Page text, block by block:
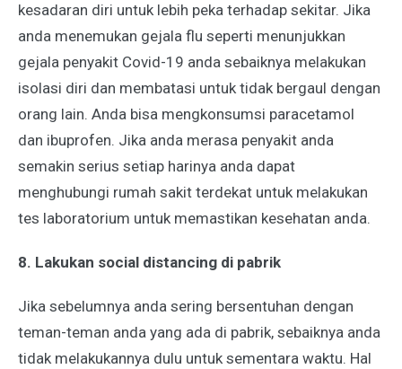
kesadaran diri untuk lebih peka terhadap sekitar. Jika
anda menemukan gejala flu seperti menunjukkan
gejala penyakit Covid-19 anda sebaiknya melakukan
isolasi diri dan membatasi untuk tidak bergaul dengan
orang lain. Anda bisa mengkonsumsi paracetamol
dan ibuprofen. Jika anda merasa penyakit anda
semakin serius setiap harinya anda dapat
menghubungi rumah sakit terdekat untuk melakukan
tes laboratorium untuk memastikan kesehatan anda.
8. Lakukan social distancing di pabrik
Jika sebelumnya anda sering bersentuhan dengan
teman-teman anda yang ada di pabrik, sebaiknya anda
tidak melakukannya dulu untuk sementara waktu. Hal